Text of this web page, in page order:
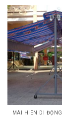
MÁI HIÊN DI ĐỘNG